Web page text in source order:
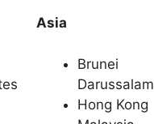
Asia
Brunei
Darussalam
Hong Kong